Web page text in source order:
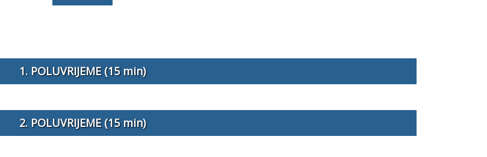
1. POLUVRIJEME (15 min)
2. POLUVRIJEME (15 min)